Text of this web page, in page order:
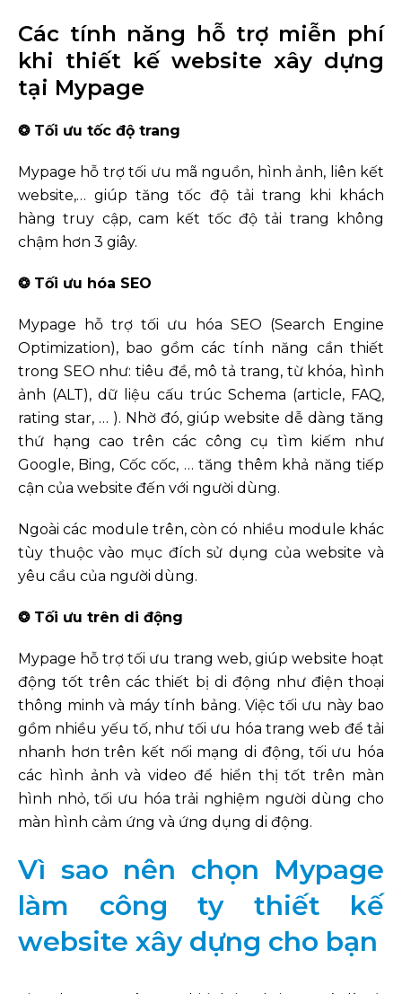
Các tính năng hỗ trợ miễn phí
khi thiết kế website xây dựng
tại Mypage
❂ Tối ưu tốc độ trang
Mypage hỗ trợ tối ưu mã nguồn, hình ảnh, liên kết
website,… giúp tăng tốc độ tải trang khi khách
hàng truy cập, cam kết tốc độ tải trang không
chậm hơn 3 giây.
❂ Tối ưu hóa SEO
Mypage hỗ trợ tối ưu hóa SEO (Search Engine
Optimization), bao gồm các tính năng cần thiết
trong SEO như: tiêu đề, mô tả trang, từ khóa, hình
ảnh (ALT), dữ liệu cấu trúc Schema (article, FAQ,
rating star, … ). Nhờ đó, giúp website dễ dàng tăng
thứ hạng cao trên các công cụ tìm kiếm như
Google, Bing, Cốc cốc, … tăng thêm khả năng tiếp
cận của website đến với người dùng.
Ngoài các module trên, còn có nhiều module khác
tùy thuộc vào mục đích sử dụng của website và
yêu cầu của người dùng.
❂ Tối ưu trên di động
Mypage hỗ trợ tối ưu trang web, giúp website hoạt
động tốt trên các thiết bị di động như điện thoại
thông minh và máy tính bảng. Việc tối ưu này bao
gồm nhiều yếu tố, như tối ưu hóa trang web để tải
nhanh hơn trên kết nối mạng di động, tối ưu hóa
các hình ảnh và video để hiển thị tốt trên màn
hình nhỏ, tối ưu hóa trải nghiệm người dùng cho
màn hình cảm ứng và ứng dụng di động.
Vì sao nên chọn Mypage
làm công ty thiết kế
website xây dựng cho bạn